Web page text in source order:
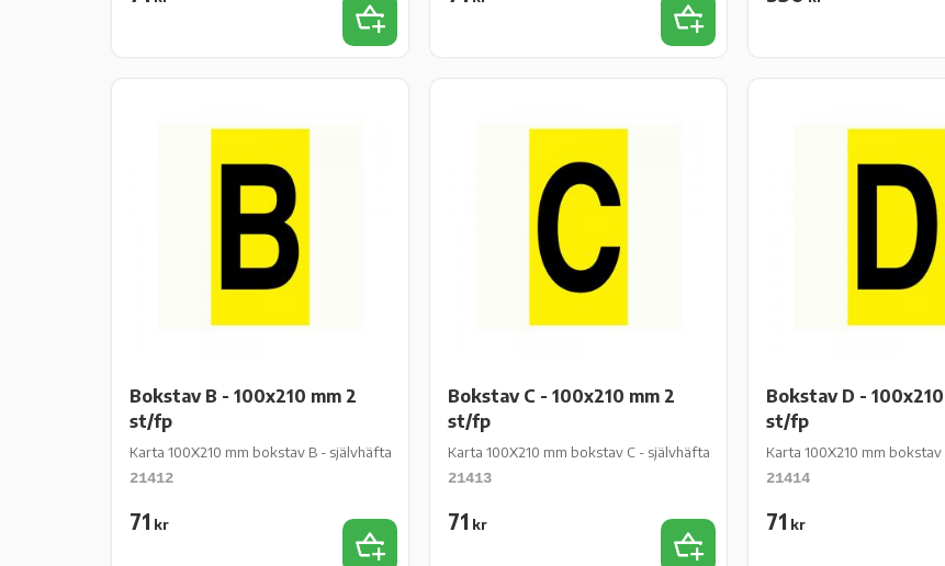
Lägg till i favoriter Lägg till i favoriter
Bokstav B - 100x210 mm 2
st/fp
Karta 100X210 mm bokstav B - självhäftande gul vinyl - 2 st/fp
21412
71 kr
Bokstav C - 100x210 mm 2
st/fp
Karta 100X210 mm bokstav C - självhäftande gul vinyl - 2 st/fp
21413
71 kr
Bokstav D -
st/fp
Karta 100X210 mm
21414
71 kr